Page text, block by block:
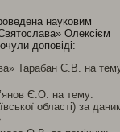
науковим
Олексієм
доповіді:
Тарабан С.В. на
Є.О. на тему:
області) за